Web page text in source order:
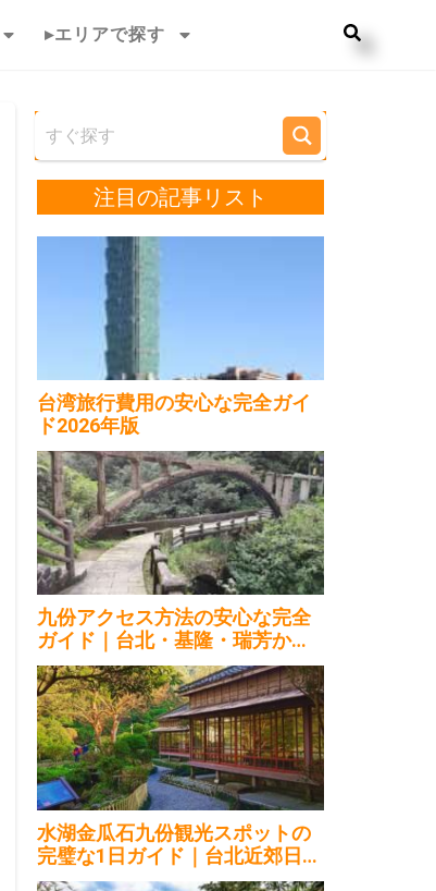
▸エリアで探す
注目の記事リスト
台湾旅行費用の安心な完全ガイ
ド2026年版
九份アクセス方法の安心な完全
ガイド｜台北・基隆・瑞芳から2
026
水湖金瓜石九份観光スポットの
完璧な1日ガイド｜台北近郊日帰
り2026